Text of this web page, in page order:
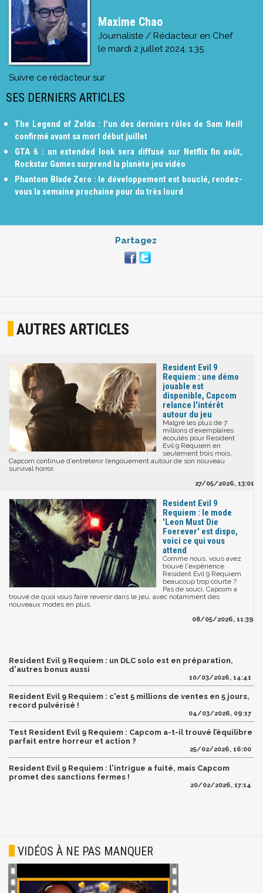
Maxime Chao
Journaliste / Rédacteur en Chef
le mardi 2 juillet 2024, 1:35
Suivre ce rédacteur sur
SES DERNIERS ARTICLES
The Legend of Zelda : l'un des derniers rôles de Sam Neill
confirmé avant sa mort début juillet
GTA 6 : un extended look sera diffusé sur Netflix fin août,
Rockstar Games surprend la planète jeu vidéo
Phantom Blade Zero : le développement est bouclé, rendez-
vous la semaine prochaine pour du très lourd
Partagez
AUTRES ARTICLES
Resident Evil 9
Requiem : une démo
jouable est
disponible, Capcom
relance l'intérêt
autour du jeu
Malgré les plus de 7
millions d’exemplaires
écoulés pour Resident
Evil 9 Requiem en
seulement trois mois,
Capcom continue d’entretenir l’engouement autour de son nouveau
survival horror.
27/05/2026, 13:01
Resident Evil 9
Requiem : le mode
'Leon Must Die
Foerever' est dispo,
voici ce qui vous
attend
Comme nous, vous avez
trouvé l'expérience
Resident Evil 9 Requiem
beaucoup trop courte ?
Pas de souci, Capcom a
trouvé de quoi vous faire revenir dans le jeu, avec notamment des
nouveaux modes en plus.
08/05/2026, 11:39
Resident Evil 9 Requiem : un DLC solo est en préparation,
d'autres bonus aussi
10/03/2026, 14:41
Resident Evil 9 Requiem : c'est 5 millions de ventes en 5 jours,
record pulvérisé !
04/03/2026, 09:17
Test Resident Evil 9 Requiem : Capcom a-t-il trouvé l’équilibre
parfait entre horreur et action ?
25/02/2026, 16:00
Resident Evil 9 Requiem : l'intrigue a fuité, mais Capcom
promet des sanctions fermes !
20/02/2026, 17:14
VIDÉOS À NE PAS MANQUER